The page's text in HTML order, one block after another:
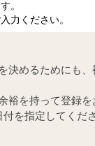
。
力ください。
決めるためにも
を持って登録を
を指定してくださ